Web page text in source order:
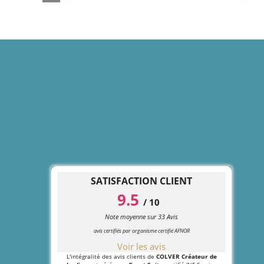
motorisé en
SATISFACTION CLIENT
9.5 / 10
Note moyenne sur33 Avis
avis certifiés par organisme certifié AFNOR
Voir les avis
L'intégralité des avis clients de COLVER Créateur de